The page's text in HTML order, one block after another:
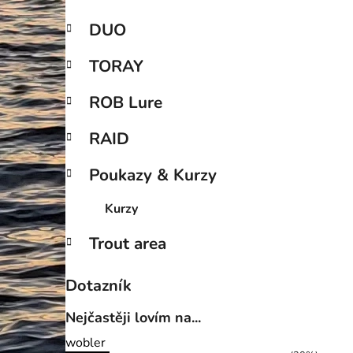
DUO
TORAY
ROB Lure
RAID
Poukazy & Kurzy
Kurzy
Trout area
Dotazník
Nejčastěji lovím na...
wobler